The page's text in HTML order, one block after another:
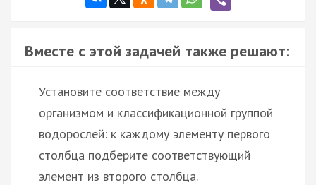
Вместе с этой задачей также решают:
Установите соответствие между
организмом и классификационной группой
водорослей: к каждому элементу первого
столбца подберите соответствующий
элемент из второго столбца.